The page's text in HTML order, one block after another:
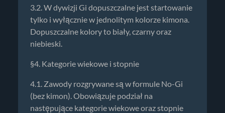
3.2. W dywizji Gi dopuszczalne jest startowanie
tylko i wyłącznie w jednolitym kolorze kimona.
Dopuszczalne kolory to biały, czarny oraz
niebieski.
§4. Kategorie wiekowe i stopnie
4.1. Zawody rozgrywane są w formule No-Gi
(bez kimon). Obowiązuje podział na
następujące kategorie wiekowe oraz stopnie